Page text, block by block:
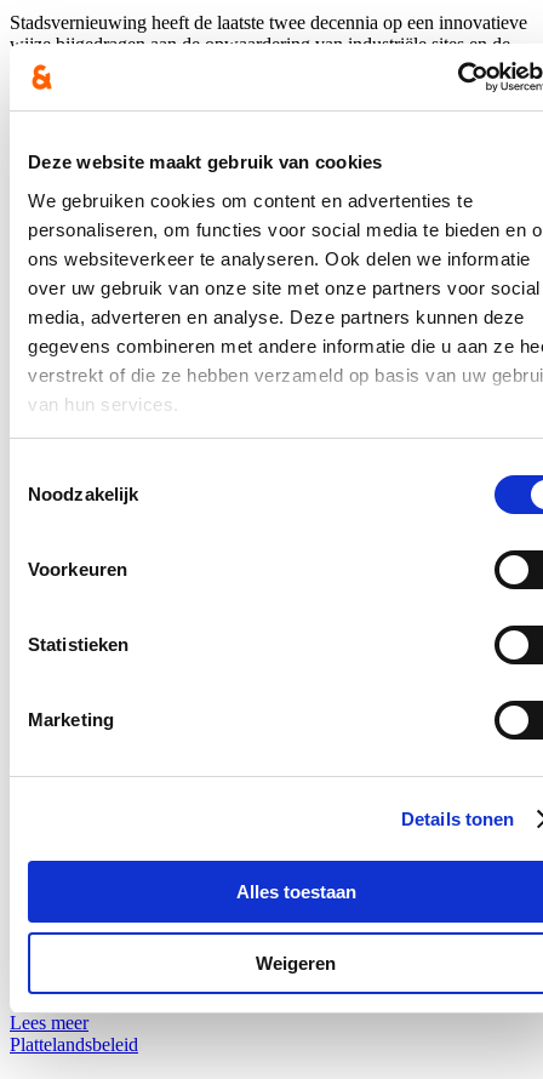
Deze website maakt gebruik van cookies
We gebruiken cookies om content en advertenties te
personaliseren, om functies voor social media te bieden en
ons websiteverkeer te analyseren. Ook delen we informatie
over uw gebruik van onze site met onze partners voor social
media, adverteren en analyse. Deze partners kunnen deze
gegevens combineren met andere informatie die u aan ze
verstrekt of die ze hebben verzameld op basis van uw
van hun services.
Noodzakelijk
Voorkeuren
Statistieken
Marketing
Details tonen
Alles toestaan
Weigeren
Stadsvernieuwing heeft de laatste twee decennia op een innovatieve
wijze bijgedragen aan de opwaardering van industriële sites en de
verhoogde leefbaarheid van steden. Vanaf vandaag kunnen steden
opnieuw projecten indienen die de aantrekkelijkheid en de
leefbaarheid van hun stad verhogen. Eerdere voorbeelden zijn onder
Lees meer
Vlaams minister Hilde Crevits versoepelt
aanwervingsvoorwaarden voor
personeelsleden Vlaamse overheid
28/03/25
Het diploma is momenteel nog een belangrijke voorwaarde om
te solliciteren voor een vacature bij de Vlaamse overheid. Maar
te omslachtig en te lang. Daarom past minister Crevits de
procedure aan om meer kansen te bieden aan iedereen die wel
Vlaams minister Hilde Crevits pleit voor
meer aandacht voor het platteland in het
beleid
Vlaams minister voor Plattelandsbeleid Hilde Crevits gaf
het Vlaamse platteland veerkrachtiger, duurzamer en meer
verbonden te maken. Het traject leidt in het voorjaar van 2026
tot een concreet actieplan, waarna de uitvoering kan starten.
Tijdens het startmoment pleitte minister Hilde Crevits voor de
Lees meer
Plattelandsbeleid